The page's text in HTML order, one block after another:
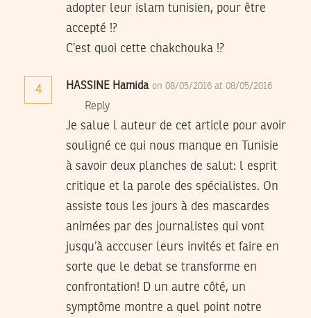
adopter leur islam tunisien, pour être
accepté !?
C’est quoi cette chakchouka !?
4 HASSINE Hamida on 08/05/2016 at 08/05/2016
Reply
Je salue l auteur de cet article pour avoir
souligné ce qui nous manque en Tunisie
à savoir deux planches de salut: l esprit
critique et la parole des spécialistes. On
assiste tous les jours à des mascardes
animées par des journalistes qui vont
jusqu’à acccuser leurs invités et faire en
sorte que le debat se transforme en
confrontation! D un autre côté, un
symptôme montre a quel point notre